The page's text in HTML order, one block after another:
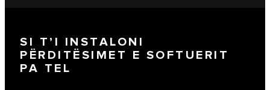
SI T’I INSTALONI
PËRDITËSIMET E SOFTUERIT
PA TEL